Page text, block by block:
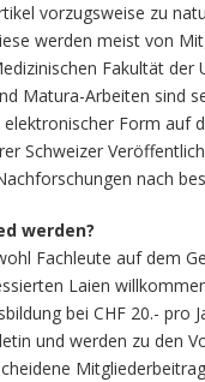
vorzugsweise zu
werden meist von
Fakultät der
Matura-Arbeiten sind
Form auf
Schweizer
nach
werden?
Fachleute auf dem
Laien
bei CHF 20.- pro
und werden zu den